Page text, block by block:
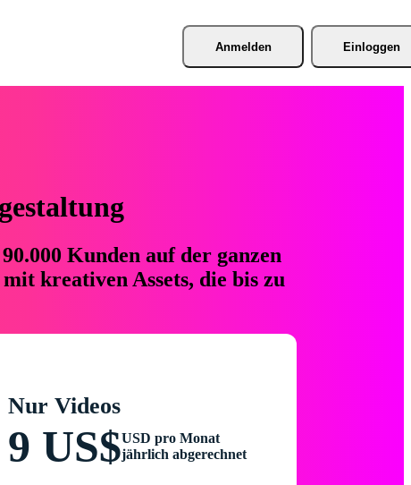
Anmelden Einloggen
Kunden auf der ganzen
kreativen Assets, die bis zu
Nur Videos
9 US$USD pro Monat
jährlich abgerechnet